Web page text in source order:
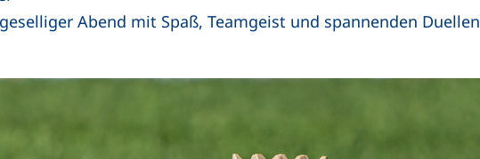
Abend mit Spaß, Teamgeist und spannenden Duellen